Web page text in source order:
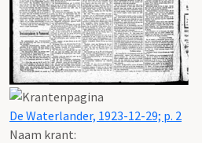
De Waterlander, 1923-12-29; p. 2
Naam krant: